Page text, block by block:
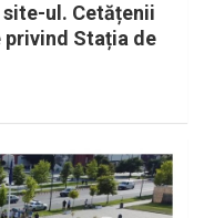
site-ul. Cetățenii
Stația de